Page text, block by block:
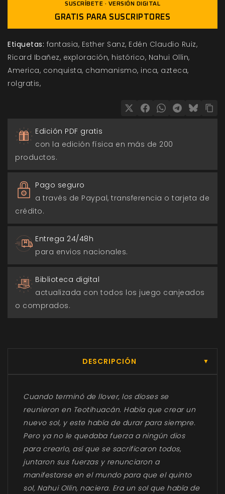
SUSCRÍBETE · VERSIÓN DIGITAL
GRATIS PARA SUSCRIPTORES
Etiquetas: fantasia Esther Sanz Edén Claudio Ruiz
Ricard Ibañez exploración histórico Nahui Ollin
America conquista chamanismo inca azteca
rolgratis
Edición PDF gratis
con la edición física en más de 200
productos.
Pago seguro
a través de Paypal, transferencia o tarjeta de
crédito.
Entrega 24/48h
para envios nacionales.
Biblioteca digital
actualizada con todos los juego canjeados
o comprados.
DESCRIPCIÓN ▼
Cuando terminó de llover, los dioses se
reunieron en Teotihuacán. Había que crear un
nuevo sol, y este había de durar para siempre.
Pero ya no le quedaba fuerza a ningún dios
para crearlo, así que se sacrificaron todos,
juntaron sus fuerzas y renunciaron a
manifestarse en el mundo para que el quinto
sol, Nahui Ollin, naciera. Era un sol que había de